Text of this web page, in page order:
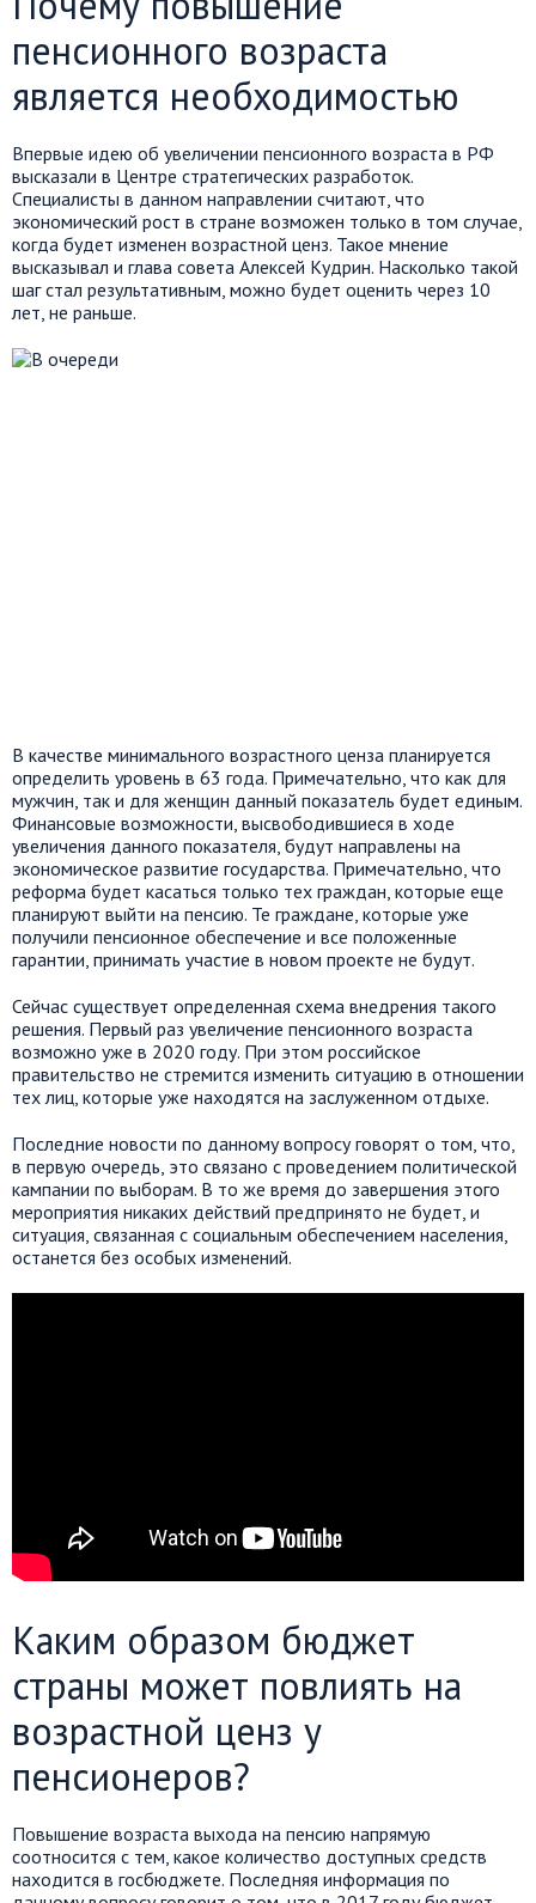
пенсионного возраста
является необходимостью
Впервые идею об увеличении пенсионного возраста в РФ
высказали в Центре стратегических разработок.
Специалисты в данном направлении считают, что
экономический рост в стране возможен только в том случае,
когда будет изменен возрастной ценз. Такое мнение
высказывал и глава совета Алексей Кудрин. Насколько такой
шаг стал результативным, можно будет оценить через 10
лет, не раньше.
В качестве минимального возрастного ценза планируется
определить уровень в 63 года. Примечательно, что как для
мужчин, так и для женщин данный показатель будет единым.
Финансовые возможности, высвободившиеся в ходе
увеличения данного показателя, будут направлены на
экономическое развитие государства. Примечательно, что
реформа будет касаться только тех граждан, которые еще
планируют выйти на пенсию. Те граждане, которые уже
получили пенсионное обеспечение и все положенные
гарантии, принимать участие в новом проекте не будут.
Сейчас существует определенная схема внедрения такого
решения. Первый раз увеличение пенсионного возраста
возможно уже в 2020 году. При этом российское
правительство не стремится изменить ситуацию в отношении
тех лиц, которые уже находятся на заслуженном отдыхе.
Последние новости по данному вопросу говорят о том, что,
в первую очередь, это связано с проведением политической
кампании по выборам. В то же время до завершения этого
мероприятия никаких действий предпринято не будет, и
ситуация, связанная с социальным обеспечением населения,
останется без особых изменений.
Каким образом бюджет
страны может повлиять на
возрастной ценз у
пенсионеров?
Повышение возраста выхода на пенсию напрямую
соотносится с тем, какое количество доступных средств
находится в госбюджете. Последняя информация по